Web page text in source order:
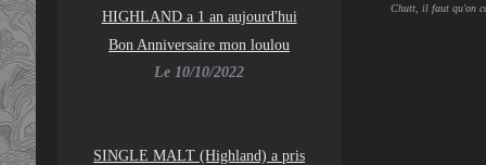
Chutt, il faut qu'on
HIGHLAND a 1 an aujourd'hui
Bon Anniversaire mon loulou
Le 10/10/2022
SINGLE MALT (Highland) a pris